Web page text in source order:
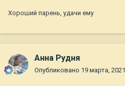
Хороший парень, удачи ему
Анна Рудня
Опубликовано 19 марта, 2021